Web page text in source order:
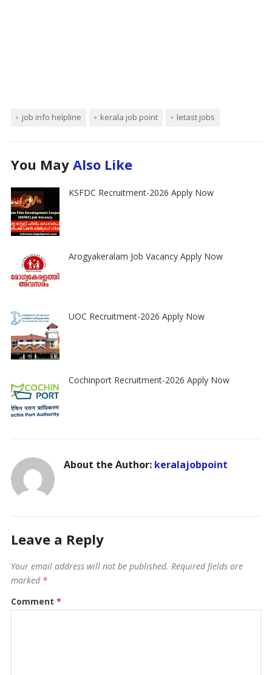
job info helpline kerala job point letast jobs
You May Also Like
KSFDC Recruitment-2026 Apply Now
Arogyakeralam Job Vacancy Apply Now
UOC Recruitment-2026 Apply Now
Cochinport Recruitment-2026 Apply Now
About the Author: keralajobpoint
Leave a Reply
Your email address will not be published. Required fields are
marked *
Comment *